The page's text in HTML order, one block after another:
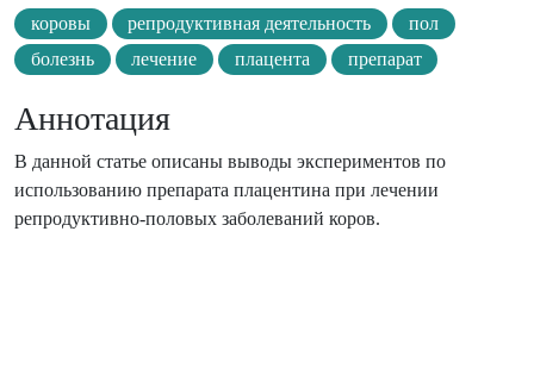
коровы репродуктивная деятельность
пол
болезнь
лечение плацента препарат
Аннотация
В данной статье описаны выводы экспериментов по
использованию препарата плацентина при лечении
репродуктивно-половых заболеваний коров.